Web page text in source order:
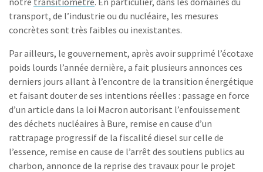
transport, de l’industrie ou du nucléaire, les mesures
concrètes sont très faibles ou inexistantes.
Par ailleurs, le gouvernement, après avoir supprimé l’écotaxe
poids lourds l’année dernière, a fait plusieurs annonces ces
derniers jours allant à l’encontre de la transition énergétique
et faisant douter de ses intentions réelles : passage en force
d’un article dans la loi Macron autorisant l’enfouissement
des déchets nucléaires à Bure, remise en cause d’un
rattrapage progressif de la fiscalité diesel sur celle de
l’essence, remise en cause de l’arrêt des soutiens publics au
charbon, annonce de la reprise des travaux pour le projet